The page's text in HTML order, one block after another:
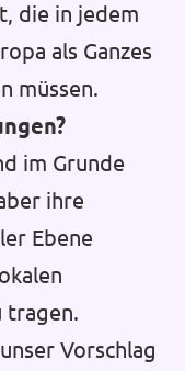
die in jedem
als Ganzes
müssen.
im Grunde
ihre
Ebene
tragen.
Vorschlag